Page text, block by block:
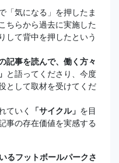
「気になる」を押したま
ちらから過去に実施した
して背中を押したという
記事を読んで、働く方々
と語ってくださり、今度
として取材を受けてくだ
ていく
「サイクル」 を目
事の存在価値を実感する
るフットボールパークさ